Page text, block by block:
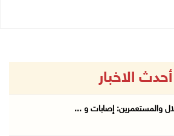
أحدث الاخبار
والمستعمرين: إصابات و ...